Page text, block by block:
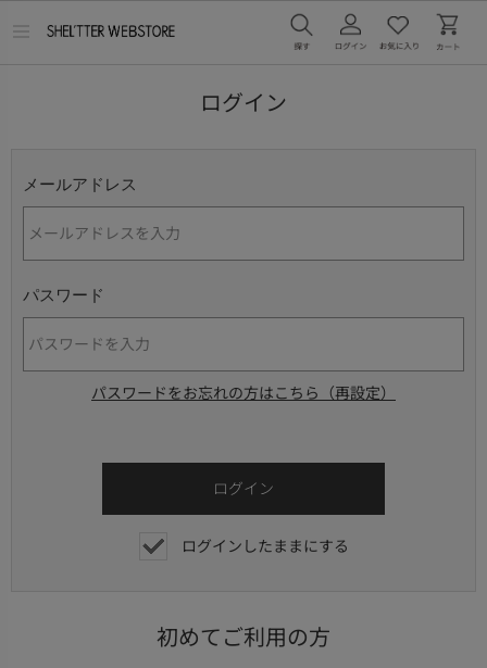
ログイン
メールアドレス
パスワード
パスワードをお忘れの方はこちら（再設定）
ログインしたままにする
初めてご利用の方